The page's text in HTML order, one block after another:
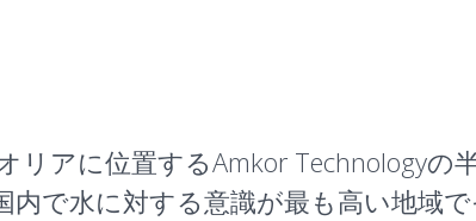
アに位置するAmkor Technologyの
で水に対する意識が最も高い地域